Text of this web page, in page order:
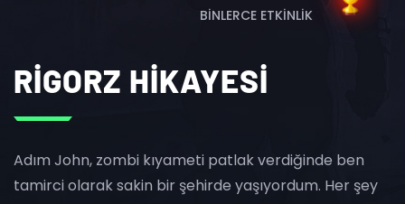
BINLERCE ETKINLIK
RİGORZ HİKAYESİ
Adım John, zombi kıyameti patlak verdiğinde ben
tamirci olarak sakin bir şehirde yaşıyordum. Her şey